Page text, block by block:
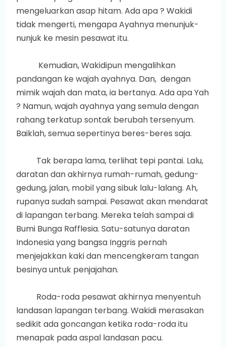
mengeluarkan asap hitam. Ada apa ? Wakidi
tidak mengerti, mengapa Ayahnya menunjuk-
nunjuk ke mesin pesawat itu.
Kemudian, Wakidipun mengalihkan
pandangan ke wajah ayahnya. Dan, dengan
mimik wajah dan mata, ia bertanya. Ada apa Yah
? Namun, wajah ayahnya yang semula dengan
rahang terkatup sontak berubah tersenyum.
Baiklah, semua sepertinya beres-beres saja.
Tak berapa lama, terlihat tepi pantai. Lalu,
daratan dan akhirnya rumah-rumah, gedung-
gedung, jalan, mobil yang sibuk lalu-lalang. Ah,
rupanya sudah sampai. Pesawat akan mendarat
di lapangan terbang. Mereka telah sampai di
Bumi Bunga Rafflesia. Satu-satunya daratan
Indonesia yang bangsa Inggris pernah
menjejakkan kaki dan mencengkeram tangan
besinya untuk penjajahan.
Roda-roda pesawat akhirnya menyentuh
landasan lapangan terbang. Wakidi merasakan
sedikit ada goncangan ketika roda-roda itu
menapak pada aspal landasan pacu.